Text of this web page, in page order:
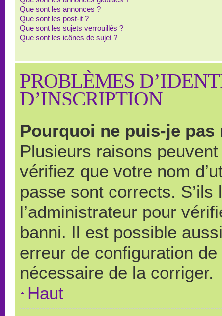
Que sont les annonces ?
Que sont les post-it ?
Que sont les sujets verrouillés ?
Que sont les icônes de sujet ?
PROBLÈMES
D’INSCRIPTION
Pourquoi ne puis-je pas
Plusieurs raisons
vérifiez que votre nom
passe sont corrects.
l’administrateur pour
banni. Il est possible
erreur de configuration
nécessaire de la corriger.
Haut